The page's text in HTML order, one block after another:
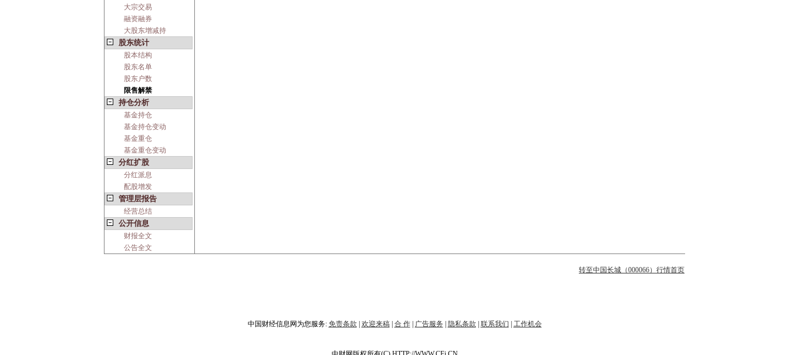
大宗交易
融资融券
大股东增减持
股东统计
股本结构
股东名单
股东户数
限售解禁
持仓分析
基金持仓
基金持仓变动
基金重仓
基金重仓变动
分红扩股
分红派息
配股增发
管理层报告
经营总结
公开信息
财报全文
公告全文
转至中国长城（000066）行情首页
中国财经信息网为您服务: 免责条款 欢迎来稿| 合 作| 广告服务 隐私条款 联系我们 工作机会